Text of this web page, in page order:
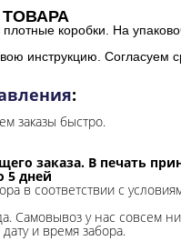
коробки. На
инструкцию. Согласуем
:
заказы быстро.
заказа. В печать
5 дней
в соответствии с
Самовывоз у нас совсем
и время забора.